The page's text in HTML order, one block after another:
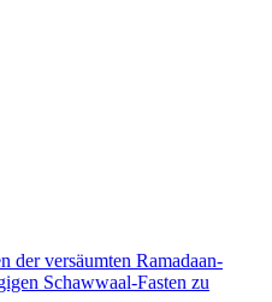
der versäumten Ramadaan-
Schawwaal-Fasten zu